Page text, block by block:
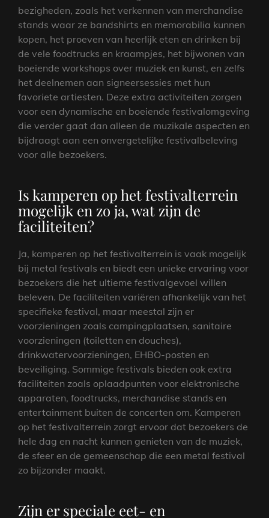
bezigheden, zoals het verkennen van merchandise
stands waar ze bandshirts en memorabilia kunnen
kopen, het proeven van heerlijk eten en drinken bij
de vele foodtrucks en kraampjes, het bijwonen van
boeiende workshops over muziek en kunst, en zelfs
het deelnemen aan signeersessies met hun
favoriete artiesten. Deze extra activiteiten zorgen
voor een dynamische en boeiende festivalomgeving
die verder gaat dan alleen de muzikale aspecten en
bijdraagt aan een onvergetelijke festivalbeleving
voor alle bezoekers.
Is kamperen op het festivalterrein
mogelijk en zo ja, wat zijn de
faciliteiten?
Ja, kamperen op het festivalterrein is vaak mogelijk
bij metal festivals en biedt een unieke ervaring voor
bezoekers die het ultieme festivalgevoel willen
beleven. De faciliteiten variëren afhankelijk van het
specifieke festival, maar meestal zijn er
voorzieningen zoals campingplaatsen, sanitaire
voorzieningen (toiletten en douches),
drinkwatervoorzieningen, EHBO-posten en
beveiliging. Sommige festivals bieden ook extra
faciliteiten zoals oplaadpunten voor elektronische
apparaten, foodtrucks, merchandise stands en
entertainment buiten de concerten om. Kamperen
op het festivalterrein zorgt ervoor dat bezoekers de
hele dag en nacht kunnen genieten van de muziek,
de sfeer en de gemeenschap die een metal festival
zo bijzonder maakt.
Zijn er speciale eet- en